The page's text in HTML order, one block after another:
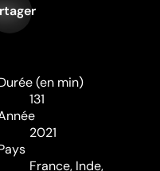
(en min)
131
2021
France, Inde,